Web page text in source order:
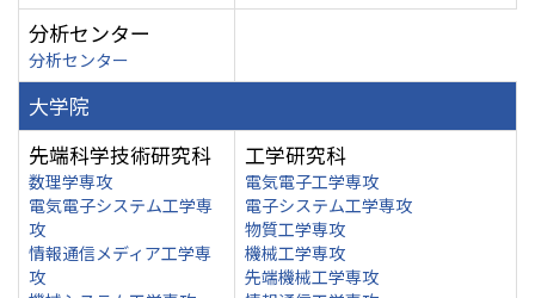
分析センター
分析センター
大学院
先端科学技術研究科
数理学専攻
電気電子システム工学専
攻
情報通信メディア工学専
攻
工学研究科
電気電子工学専攻
電子システム工学専攻
物質工学専攻
機械工学専攻
先端機械工学専攻